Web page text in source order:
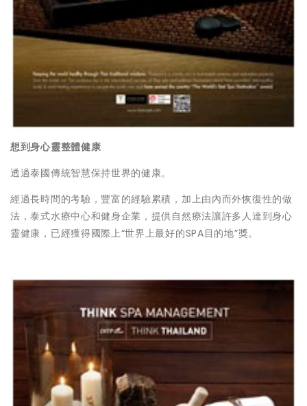
想到身心靈整體健康
透過泰國傳統智慧保持世界的健康。
經過長時間的考驗，豐富的經驗累積，加上由內而外恢復性的做
法，泰式水療中心和健身企業，提供自然療法讓許多人達到身心
靈健康，已經獲得國際上“世界上最好的SPA目的地”獎。